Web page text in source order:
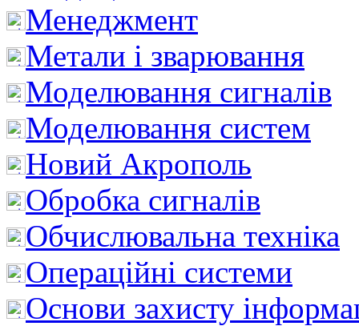
Менеджмент
Метали і зварювання
Моделювання сигналів
Моделювання систем
Новий Акрополь
Обробка сигналів
Обчислювальна техніка
Операційні системи
Основи захисту